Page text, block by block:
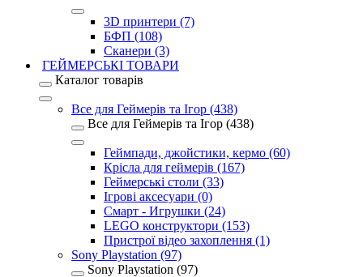
3D принтери (7)
БФП (108)
Сканери (3)
ГЕЙМЕРСЬКІ ТОВАРИ
Каталог товарів
Все для Геймерів та Ігор (438)
Все для Геймерів та Ігор (438)
Геймпади, джойстики, кермо (60)
Крісла для геймерів (167)
Геймерські столи (33)
Ігрові аксесуари (0)
Смарт - Игрушки (24)
LEGO конструктори (153)
Пристрої відео захоплення (1)
Sony Playstation (97)
Sony Playstation (97)